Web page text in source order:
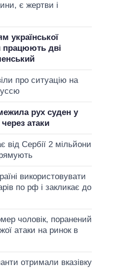
є жертви і
української
працюють дві
про ситуацію на
рух суден у
атаки
від Сербії 2 мільйони
використовувати
по рф і закликає до
чоловік, поранений
атаки на ринок в
отримали вказівку